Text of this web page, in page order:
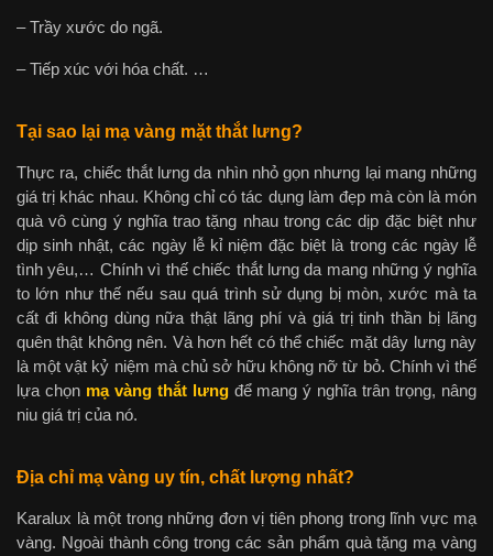
– Trầy xước do ngã.
– Tiếp xúc với hóa chất. …
Tại sao lại mạ vàng mặt thắt lưng?
Thực ra, chiếc thắt lưng da nhìn nhỏ gọn nhưng lại mang những
giá trị khác nhau. Không chỉ có tác dụng làm đẹp mà còn là món
quà vô cùng ý nghĩa trao tặng nhau trong các dịp đặc biệt như
dịp sinh nhật, các ngày lễ kỉ niệm đặc biệt là trong các ngày lễ
tình yêu,… Chính vì thế chiếc thắt lưng da mang những ý nghĩa
to lớn như thế nếu sau quá trình sử dụng bị mòn, xước mà ta
cất đi không dùng nữa thật lãng phí và giá trị tinh thần bị lãng
quên thật không nên. Và hơn hết có thể chiếc mặt dây lưng này
là một vật kỷ niệm mà chủ sở hữu không nỡ từ bỏ. Chính vì thế
lựa chọn mạ vàng thắt lưngđể mang ý nghĩa trân trọng, nâng
niu giá trị của nó.
Địa chỉ mạ vàng uy tín, chất lượng nhất?
Karalux là một trong những đơn vị tiên phong trong lĩnh vực mạ
vàng. Ngoài thành công trong các sản phẩm quà tặng mạ vàng